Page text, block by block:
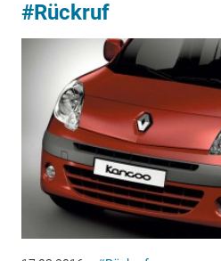
#Rückruf